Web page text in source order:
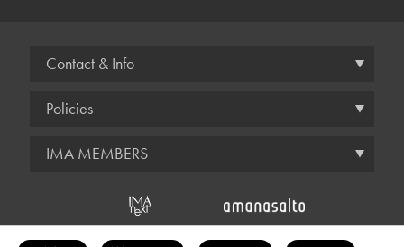
Contact & Info
Policies
IMA MEMBERS